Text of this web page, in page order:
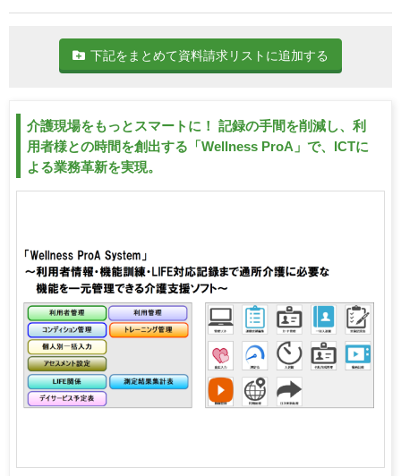
下記をまとめて資料請求リストに追加する
介護現場をもっとスマートに！ 記録の手間を削減し、利
用者様との時間を創出する「Wellness ProA」で、ICTに
よる業務革新を実現。